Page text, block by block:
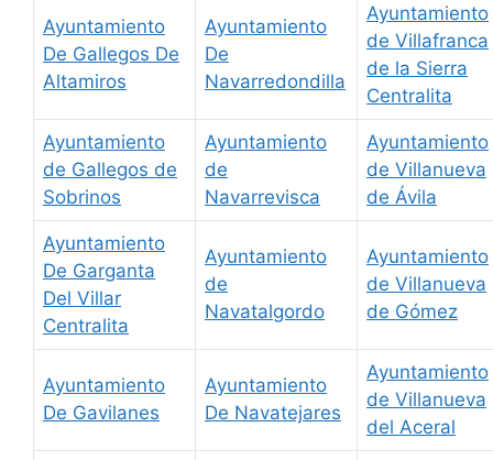
Ayuntamiento
De Gallegos De
Altamiros
Ayuntamiento
De
Navarredondilla
Ayuntamiento
de Villafranca
de la Sierra
Centralita
Ayuntamiento
de Gallegos de
Sobrinos
Ayuntamiento
de
Navarrevisca
Ayuntamiento
de Villanueva
de Ávila
Ayuntamiento
De Garganta
Del Villar
Centralita
Ayuntamiento
de
Navatalgordo
Ayuntamiento
de Villanueva
de Gómez
Ayuntamiento
De Gavilanes
Ayuntamiento
De Navatejares
Ayuntamiento
de Villanueva
del Aceral